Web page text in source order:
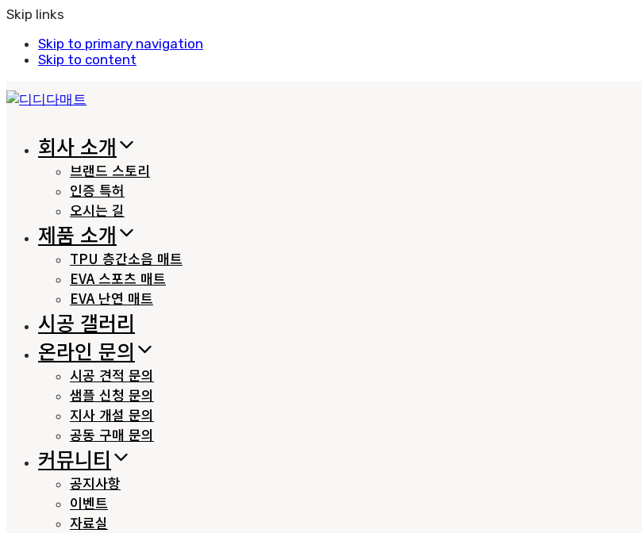
Skip links
Skip to primary navigation
Skip to content
회사 소개
브랜드 스토리
인증 특허
오시는 길
제품 소개
TPU 층간소음 매트
EVA 스포츠 매트
EVA 난연 매트
시공 갤러리
온라인 문의
시공 견적 문의
샘플 신청 문의
지사 개설 문의
공동 구매 문의
커뮤니티
공지사항
이벤트
자료실